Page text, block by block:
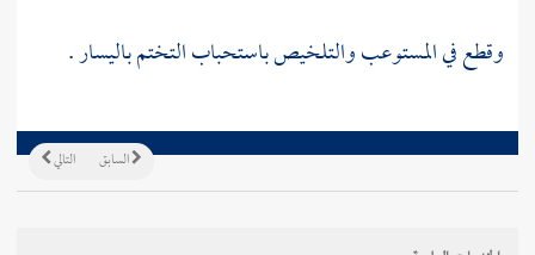
وقطع في المستوعب والتلخيص باستحباب التختم باليسار .
التالي السابق